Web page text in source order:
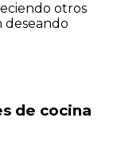
otros
deseando
de cocina